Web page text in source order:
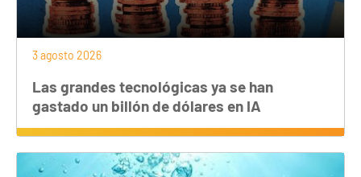
3 agosto 2026
Las grandes tecnológicas ya se han
gastado un billón de dólares en IA